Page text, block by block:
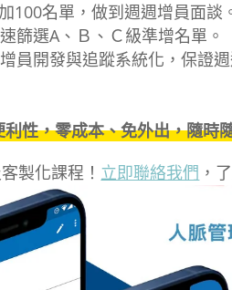
100名單，做到週週增員面談
篩選A、Ｂ、Ｃ級準增名單。
員開發與追蹤系統化，保證週
性，零成本、免外出，隨時
製化課程！ 立即聯絡我們 ，